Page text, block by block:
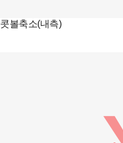
콧볼축소(내측)